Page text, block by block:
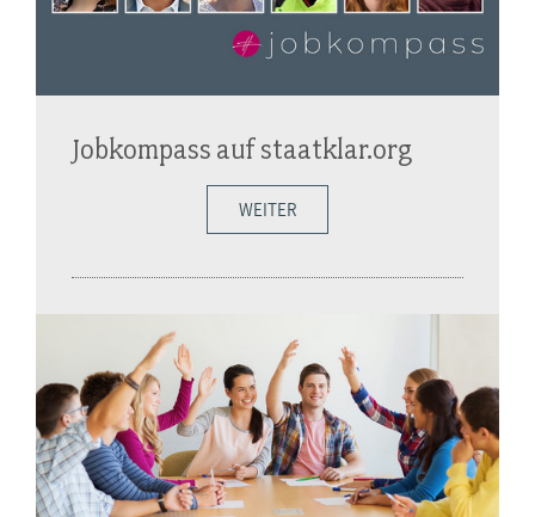
Jobkompass auf staatklar.org
WEITER